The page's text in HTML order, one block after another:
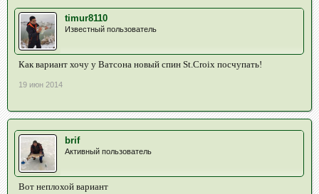
timur8110
Известный пользователь
Как вариант хочу у Ватсона новый спин St.Croix посчупать!
19 июн 2014
brif
Активный пользователь
Вот неплохой вариант